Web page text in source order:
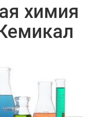
химия